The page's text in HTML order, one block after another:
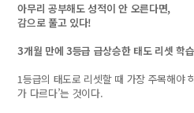
아무리 공부해도 성적이 안 오른다면,
감으로 풀고 있다!
3개월 만에 3등급 급상승한 태도 리셋 학
1등급의 태도로 리셋할 때 가장 주목해야
가 다르다’는 것이다.